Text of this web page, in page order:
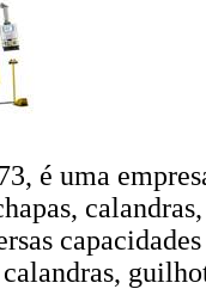
é uma